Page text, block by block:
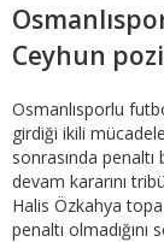
Ceyhun
Osmanlısporlu
girdiği ikili
sonrasında
devam kararını
Halis Özkahya
penaltı olmadığını